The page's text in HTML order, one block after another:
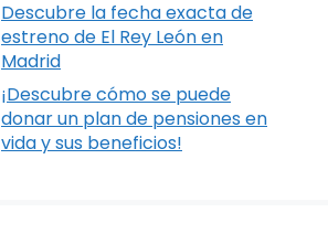
Descubre la fecha exacta de
estreno de El Rey León en
Madrid
¡Descubre cómo se puede
donar un plan de pensiones en
vida y sus beneficios!